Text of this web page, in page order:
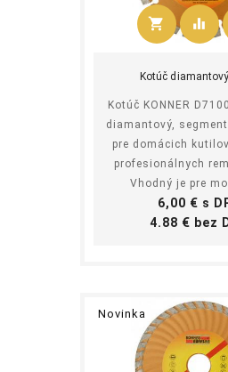
shopping_cart
Kúpiť
equalizer
Kotúč diamantový
Kotúč KONNER
diamantový,
pre domácich
profesionálnych
Vhodný je pre
Cena
6,00 € s
4.88 € bez
Novinka